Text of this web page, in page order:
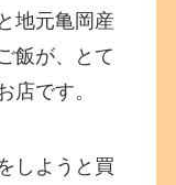
地元亀岡産
飯が、とて
店です。
しようと買